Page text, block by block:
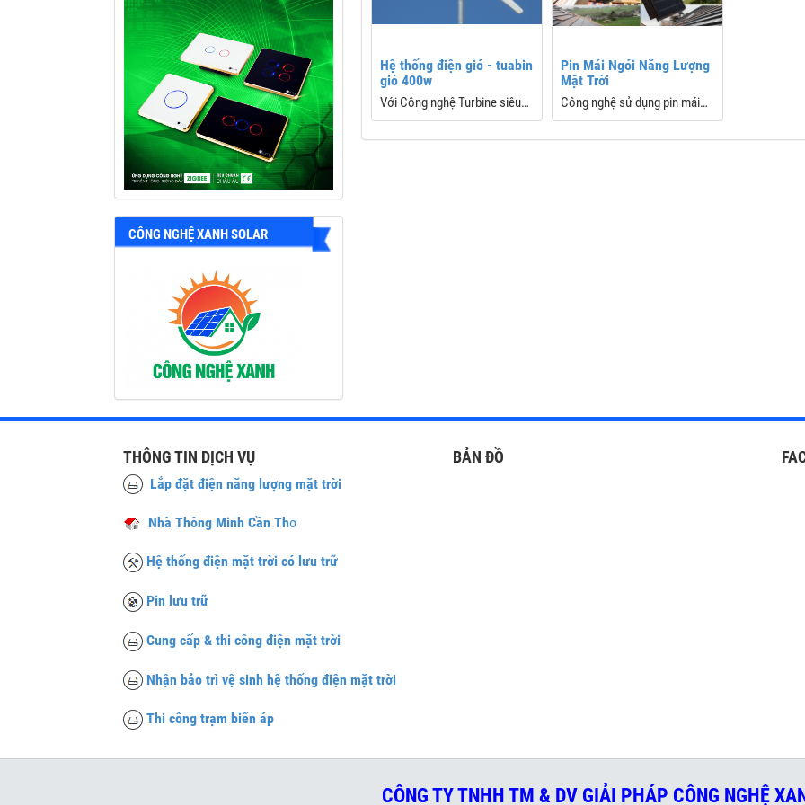
Hệ thống điện gió - tuabin
gió 400w
Với Công nghệ Turbine siêu
nhẹ, hiệu suất cực cao đã
đưa Động sơ gió hummer
Pin Mái Ngói Năng Lượng
Mặt Trời
Công nghệ sử dụng pin mái
ngói mặt trời đang được phát
triển ở rất nhiều nước trên
CÔNG NGHỆ XANH SOLAR
THÔNG TIN DỊCH VỤ
Lắp đặt điện năng lượng mặt trời
Nhà Thông Minh Cần Thơ
Hệ thống điện mặt trời có lưu trữ
Pin lưu trữ
Cung cấp & thi công điện mặt trời
Nhận bảo trì vệ sinh hệ thống điện mặt trời
Thi công trạm biến áp
BẢN ĐỒ
CÔNG TY TNHH TM & DV GIẢI PHÁP CÔNG NGHỆ